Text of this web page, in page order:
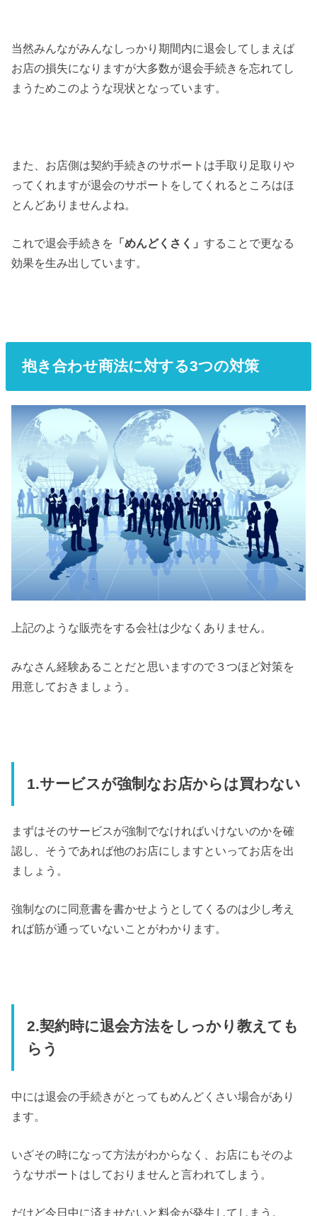
当然みんながみんなしっかり期間内に退会してしまえば
お店の損失になりますが大多数が退会手続きを忘れてし
まうためこのような現状となっています。
また、お店側は契約手続きのサポートは手取り足取りや
ってくれますが退会のサポートをしてくれるところはほ
とんどありませんよね。
これで退会手続きを 「めんどくさく」することで更なる
効果を生み出しています。
抱き合わせ商法に対する3つの対策
上記のような販売をする会社は少なくありません。
みなさん経験あることだと思いますので３つほど対策を
用意しておきましょう。
1.サービスが強制なお店からは買わない
まずはそのサービスが強制でなければいけないのかを確
認し、そうであれば他のお店にしますといってお店を出
ましょう。
強制なのに同意書を書かせようとしてくるのは少し考え
れば筋が通っていないことがわかります。
2.契約時に退会方法をしっかり教えても
らう
中には退会の手続きがとってもめんどくさい場合があり
ます。
いざその時になって方法がわからなく、お店にもそのよ
うなサポートはしておりませんと言われてしまう。
だけど今日中に済ませないと料金が発生してしまう。